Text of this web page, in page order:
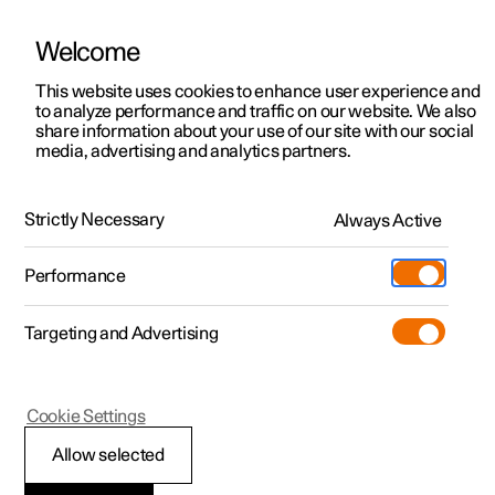
Polestar 2
Polestar 3
Polestar 4
Pre-owned
Shop
Meer
Testrit
Aanbiedingen voor
Testrit
Aanbiedingen voor
Polestar 4 coupé
Ontdek Polestar 4
Testrit
Bekijk onze stockwagens
Aanbiedingen voor
Ontdek Polestar 5
Over pre-owned
Pre-owned aanbiedingen
Aanbiedingen voor particulieren
Aanbiedingen voor
professionelen
Bekijk onze stockwagens
Configureer
Pre-owned
Testrit
Additionals
(Opent in een nieuw venster)
Experiences
Ontmoet ons
Servicepunten
Opladen
Support
HandleidingVideogalerijDownloadsSoftware-updates
Polestar Connect-app
Polestar 1
Meldingen over
Welcome
This website uses cookies to enhance user experience and
to analyze performance and traffic on our website. We also
share information about your use of our site with our social
media, advertising and analytics partners.
Strictly Necessary Always Active
Performance
Targeting and Advertising
Allow selected
Cookie Settings